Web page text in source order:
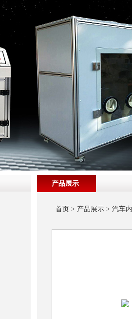
产品展示
首页 > 产品展示> 汽车